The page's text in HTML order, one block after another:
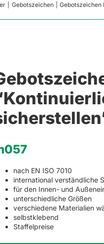
Gebotszeichen Gebotszeichen
nach EN ISO 7010
international verständliche
für den Innen- und
unterschiedliche Größen
verschiedene Materialien
selbstklebend
Staffelpreise